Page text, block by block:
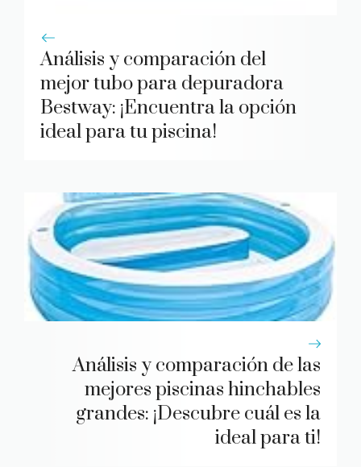
Análisis y comparación del
mejor tubo para depuradora
Bestway: ¡Encuentra la opción
ideal para tu piscina!
Análisis y comparación de las
mejores piscinas hinchables
grandes: ¡Descubre cuál es la
ideal para ti!